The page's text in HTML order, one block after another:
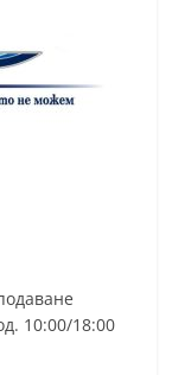
10:00/18:00